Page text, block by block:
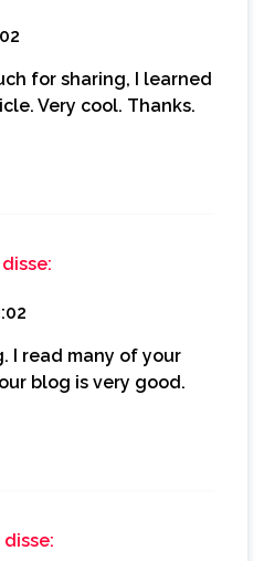
for sharing, I learned
Very cool. Thanks.
disse:
I read many of your
blog is very good.
disse: